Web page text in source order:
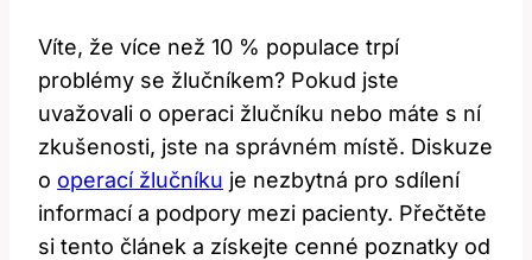
Víte, že více než 10 % populace trpí
problémy ⁢se‌ žlučníkem? Pokud jste
uvažovali o ​operaci žlučníku ⁤nebo máte s ní
zkušenosti, jste na správném místě. Diskuze
o operací žlučníku je nezbytná pro⁣ sdílení
informací a podpory mezi pacienty. Přečtěte‌
si tento článek a získejte cenné poznatky od